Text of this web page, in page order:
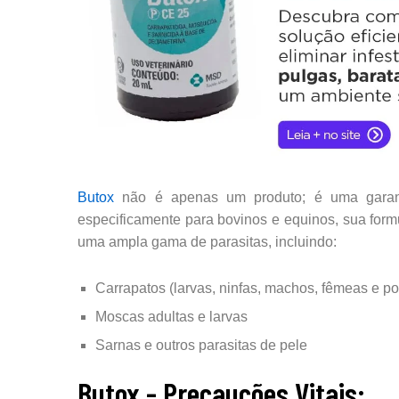
Butox não é apenas um produto; é uma
especificamente para bovinos e equinos, sua
uma ampla gama de parasitas, incluindo:
Carrapatos (larvas, ninfas, machos, fêmeas e
Moscas adultas e larvas
Sarnas e outros parasitas de pele